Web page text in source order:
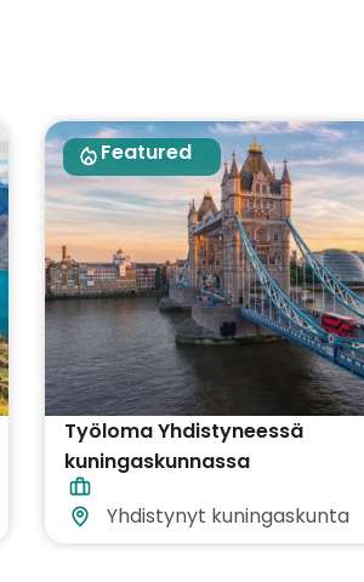
Featured
Työloma Yhdistyneessä
kuningaskunnassa
Yhdistynyt kuningaskunta